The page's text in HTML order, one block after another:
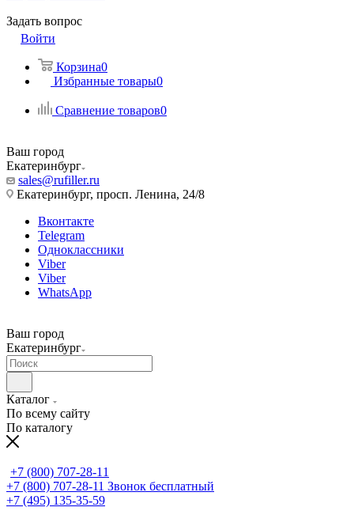
Задать вопрос
Войти
Корзина0
Избранные товары0
Сравнение товаров0
Ваш город
Екатеринбург
sales@rufiller.ru
Екатеринбург, просп. Ленина, 24/8
Вконтакте
Telegram
Одноклассники
Viber
Viber
WhatsApp
Ваш город
Екатеринбург
Каталог
По всему сайту
По каталогу
+7 (800) 707-28-11
+7 (800) 707-28-11 Звонок бесплатный
+7 (495) 135-35-59